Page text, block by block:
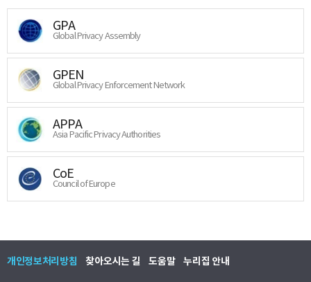
GPA
Global Privacy Assembly
GPEN
Global Privacy Enforcement Network
APPA
Asia Pacific Privacy Authorities
CoE
Council of Europe
개인정보처리방침 찾아오시는 길 도움말 누리집 안내